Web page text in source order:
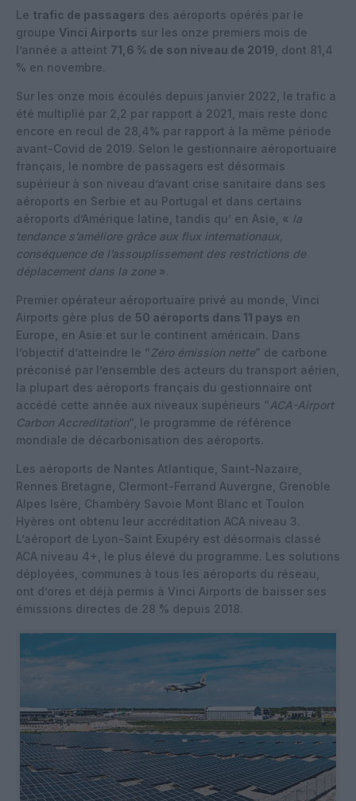
Le trafic de passagers des aéroports opérés par le
groupe Vinci Airports sur les onze premiers mois de
l’année a atteint 71,6 % de son niveau de 2019 , dont 81,4
% en novembre.
Sur les onze mois écoulés depuis janvier 2022, le trafic a
été multiplié par 2,2 par rapport à 2021, mais reste donc
encore en recul de 28,4% par rapport à la même période
avant-Covid de 2019. Selon le gestionnaire aéroportuaire
français, le nombre de passagers est désormais
supérieur à son niveau d’avant crise sanitaire dans ses
aéroports en Serbie et au Portugal et dans certains
aéroports d’Amérique latine, tandis qu’ en Asie, « la
tendance s’améliore grâce aux flux internationaux,
conséquence de l’assouplissement des restrictions de
déplacement dans la zone ».
Premier opérateur aéroportuaire privé au monde, Vinci
Airports gère plus de 50 aéroports dans 11 pays en
Europe, en Asie et sur le continent américain. Dans
l’objectif d’atteindre le “Zéro émission nette” de carbone
préconisé par l’ensemble des acteurs du transport aérien,
la plupart des aéroports français du gestionnaire ont
accédé cette année aux niveaux supérieurs “ACA-Airport
Carbon Accreditation“, le programme de référence
mondiale de décarbonisation des aéroports.
Les aéroports de Nantes Atlantique, Saint-Nazaire,
Rennes Bretagne, Clermont-Ferrand Auvergne, Grenoble
Alpes Isère, Chambéry Savoie Mont Blanc et Toulon
Hyères ont obtenu leur accréditation ACA niveau 3.
L’aéroport de Lyon-Saint Exupéry est désormais classé
ACA niveau 4+, le plus élevé du programme. Les solutions
déployées, communes à tous les aéroports du réseau,
ont d’ores et déjà permis à Vinci Airports de baisser ses
émissions directes de 28 % depuis 2018.